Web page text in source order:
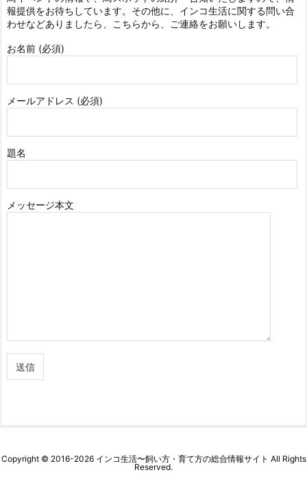
報提供をお待ちしています。その他に、インコ生活に関する問い合
わせなどありましたら、こちらから、ご連絡をお願いします。
お名前 (必須)
メールアドレス (必須)
題名
メッセージ本文
Copyright © 2016-2026 インコ生活〜飼い方・育て方の総合情報サイト All Rights
Reserved.